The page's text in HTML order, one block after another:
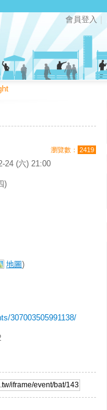
會員登入｜
瀏覽數： 2419
24 (六) 21:00
四)
地圖)
307003505991138/